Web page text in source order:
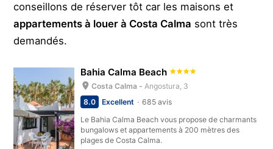
conseillons de réserver tôt car les maisons et
appartements à louer à Costa Calma sont très
demandés.
Bahia Calma Beach
Costa Calma - Angostura, 3
8.0
Excellent
685 avis
Le Bahia Calma Beach vous propose de charmants
bungalows et appartements à 200 mètres des
plages de Costa Calma.